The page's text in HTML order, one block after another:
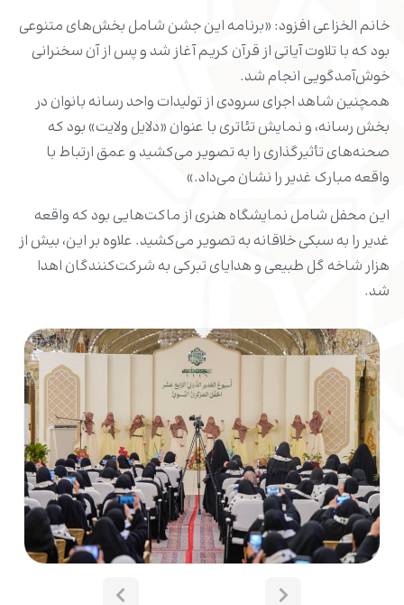
خانم الخزاعی افزود: «برنامه این جشن شامل بخش‌های متنوعی
بود که با تلاوت آیاتی از قرآن کریم آغاز شد و پس از آن سخنرانی
خوش‌آمدگویی انجام شد.
همچنین شاهد اجرای سرودی از تولیدات واحد رسانه بانوان در
بخش رسانه، و نمایش تئاتری با عنوان «دلایل ولایت» بود که
صحنه‌های تأثیرگذاری را به تصویر می‌کشید و عمق ارتباط با
واقعه مبارک غدیر را نشان می‌داد.»
این محفل شامل نمایشگاه هنری از ماکت‌هایی بود که واقعه
غدیر را به سبکی خلاقانه به تصویر می‌کشید. علاوه بر این، بیش از
هزار شاخه گل طبیعی و هدایای تبرکی به شرکت‌کنندگان اهدا
شد.